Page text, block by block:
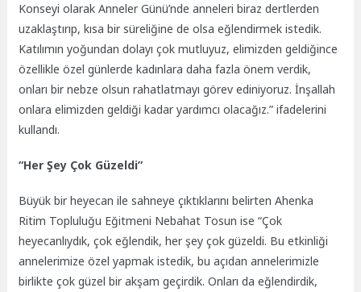
Konseyi olarak Anneler Günü’nde anneleri biraz dertlerden
uzaklaştırıp, kısa bir süreliğine de olsa eğlendirmek istedik.
Katılımın yoğundan dolayı çok mutluyuz, elimizden geldiğince
özellikle özel günlerde kadınlara daha fazla önem verdik,
onları bir nebze olsun rahatlatmayı görev ediniyoruz. İnşallah
onlara elimizden geldiği kadar yardımcı olacağız.” ifadelerini
kullandı.
“Her Şey Çok Güzeldi”
Büyük bir heyecan ile sahneye çıktıklarını belirten Ahenka
Ritim Topluluğu Eğitmeni Nebahat Tosun ise “Çok
heyecanlıydık, çok eğlendik, her şey çok güzeldi. Bu etkinliği
annelerimize özel yapmak istedik, bu açıdan annelerimizle
birlikte çok güzel bir akşam geçirdik. Onları da eğlendirdik,